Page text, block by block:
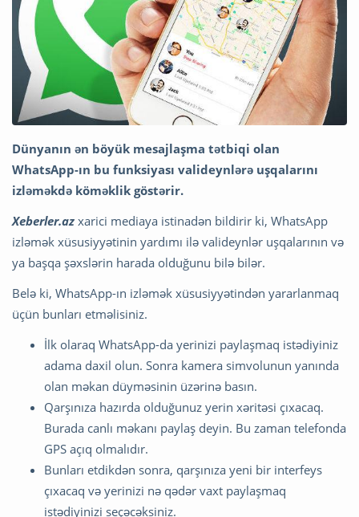
Dünyanın ən böyük mesajlaşma tətbiqi olan
WhatsApp-ın bu funksiyası valideynlərə uşqalarını
izləməkdə köməklik göstərir.
Xeberler.az xarici mediaya istinadən bildirir ki, WhatsApp
izləmək xüsusiyyətinin yardımı ilə valideynlər uşqalarının və
ya başqa şəxslərin harada olduğunu bilə bilər.
Belə ki, WhatsApp-ın izləmək xüsusiyyətindən yararlanmaq
üçün bunları etməlisiniz.
İlk olaraq WhatsApp-da yerinizi paylaşmaq istədiyiniz
adama daxil olun. Sonra kamera simvolunun yanında
olan məkan düyməsinin üzərinə basın.
Qarşınıza hazırda olduğunuz yerin xəritəsi çıxacaq.
Burada canlı məkanı paylaş deyin. Bu zaman telefonda
GPS açıq olmalıdır.
Bunları etdikdən sonra, qarşınıza yeni bir interfeys
çıxacaq və yerinizi nə qədər vaxt paylaşmaq
istədiyinizi seçəcəksiniz.